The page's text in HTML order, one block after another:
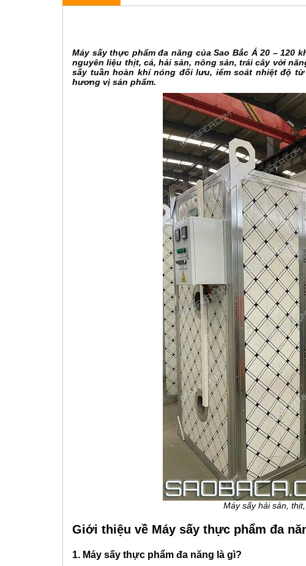
Máy sấy thực phẩm đa năng của Sao Bắc Á 20 –
nguyên liệu thịt, cá, hải sản, nông sản, trái cây với
sấy tuần hoàn khí nóng đối lưu, iểm soát nhiệt độ
hương vị sản phẩm.
Máy sấy hải sản,
Giới thiệu về Máy sấy thực phẩm đa
1. Máy sấy thực phẩm đa năng là gì?